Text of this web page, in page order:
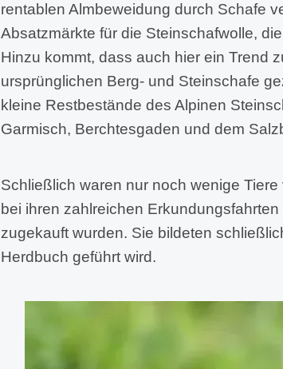
rentablen Almbeweidung durch Schafe
Absatzmärkte für die Steinschafwolle,
Hinzu kommt, dass auch hier ein Trend
ursprünglichen Berg- und Steinschafe
kleine Restbestände des Alpinen
Garmisch, Berchtesgaden und dem
Schließlich waren nur noch wenige
bei ihren zahlreichen
zugekauft wurden. Sie bildeten
Herdbuch geführt wird.